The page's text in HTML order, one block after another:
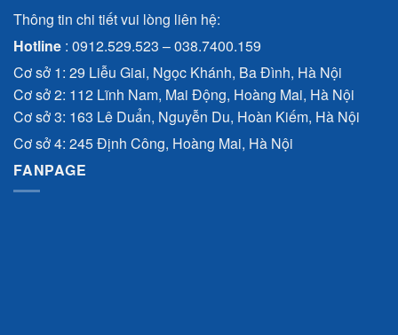
Thông tin chi tiết vui lòng liên hệ:
Hotline : 0912.529.523 –038.7400.159
Cơ sở 1: 29 Liễu Giai, Ngọc Khánh, Ba Đình, Hà Nội
Cơ sở 2: 112 Lĩnh Nam, Mai Động, Hoàng Mai, Hà Nội
Cơ sở 3: 163 Lê Duẩn, Nguyễn Du, Hoàn Kiếm, Hà Nội
Cơ sở 4: 245 Định Công, Hoàng Mai, Hà Nội
FANPAGE